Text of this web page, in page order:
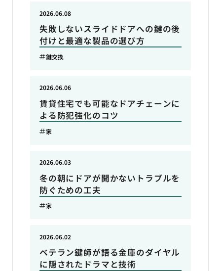
失敗しないスライドドアへの鍵の後
付けと最適な製品の選び方
2026.06.08
鍵交換
賃貸住宅でも可能なドアチェーンに
よる防犯強化のコツ
2026.06.06
家
冬の朝にドアが開かないトラブルを
防ぐための工夫
2026.06.03
家
ベテラン鍵師が語る金庫のダイヤル
に隠されたドラマと技術
2026.06.02